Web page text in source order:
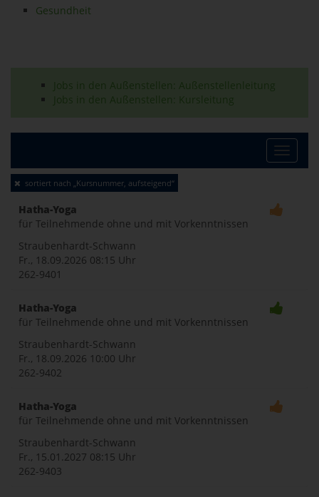
Gesundheit
Jobs in den Außenstellen: Außenstellenleitung
Jobs in den Außenstellen: Kursleitung
Toggle
sortiert nach „Kursnummer, aufsteigend“
Hatha-Yoga
für Teilnehmende ohne und mit Vorkenntnissen
Straubenhardt-Schwann
Fr., 18.09.2026 08:15 Uhr
262-9401
Hatha-Yoga
für Teilnehmende ohne und mit Vorkenntnissen
Straubenhardt-Schwann
Fr., 18.09.2026 10:00 Uhr
262-9402
Hatha-Yoga
für Teilnehmende ohne und mit Vorkenntnissen
Straubenhardt-Schwann
Fr., 15.01.2027 08:15 Uhr
262-9403